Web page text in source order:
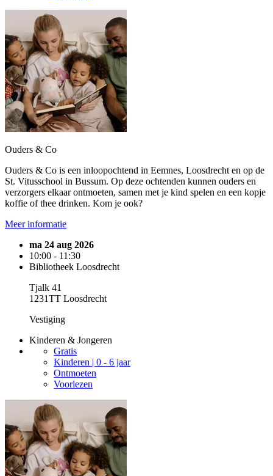
Ouders & Co
Ouders & Co is een inloopochtend in Eemnes, Loosdrecht en op de
St. Vitusschool in Bussum. Op deze ochtenden kunnen ouders en
verzorgers elkaar ontmoeten, samen met je kind spelen en een kopje
koffie of thee drinken. Kom je ook?
Meer informatie
ma 24 aug 2026
10:00 - 11:30
Bibliotheek Loosdrecht
Tjalk 41
1231TT Loosdrecht
Vestiging
Kinderen & Jongeren
Gratis
Kinderen | 0 - 6 jaar
Ontmoeten
Voorlezen